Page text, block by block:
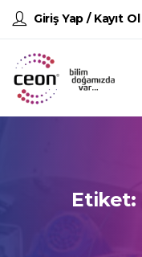
Giriş Yap / Kayıt Ol
Etiket: